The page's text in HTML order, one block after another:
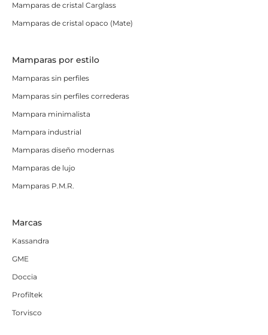
Mamparas de cristal Carglass
Mamparas de cristal opaco (Mate)
Mamparas por estilo
Mamparas sin perfiles
Mamparas sin perfiles correderas
Mampara minimalista
Mampara industrial
Mamparas diseño modernas
Mamparas de lujo
Mamparas P.M.R.
Marcas
Kassandra
GME
Doccia
Profiltek
Torvisco